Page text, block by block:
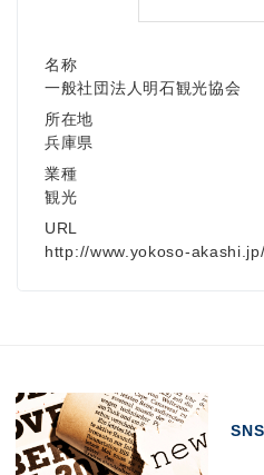
名称
一般社団法人明石観光協会
所在地
兵庫県
業種
観光
URL
http://www.yokoso-akashi.jp/